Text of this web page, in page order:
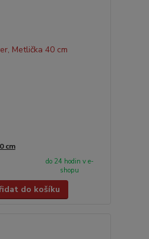
cm
do 24 hodin v e-
shopu
do košíku